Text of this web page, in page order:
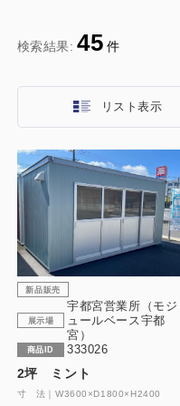
検索結果: 45 件
リスト表示
新品販売
展示場
宇都宮営業所（モジ
ュールベース宇都
宮）
商品ID 333026
2坪 ミント
寸 法｜W3600×D1800×H2400